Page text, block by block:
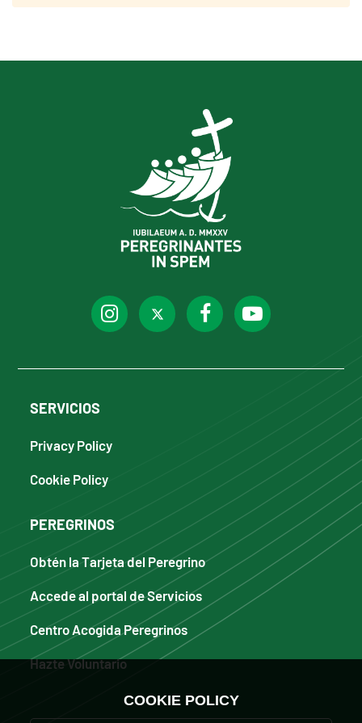
SERVICIOS
Privacy Policy
Cookie Policy
PEREGRINOS
Obtén la Tarjeta del Peregrino
Accede al portal de Servicios
Centro Acogida Peregrinos
Hazte Voluntario
COOKIE POLICY